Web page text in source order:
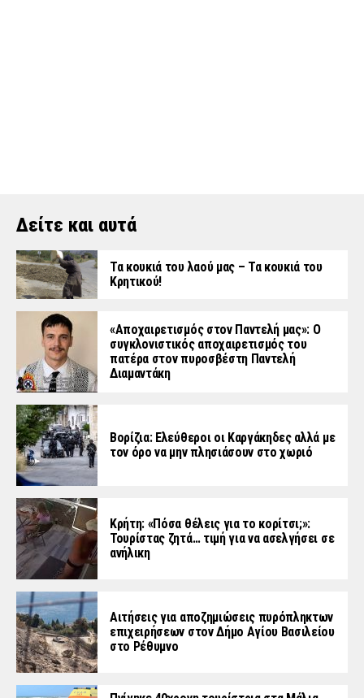
Δείτε και αυτά
Τα κουκιά του λαού μας – Τα κουκιά του
Κρητικού!
«Aποχαιρετισμός στον Παντελή μας»: Ο
συγκλονιστικός αποχαιρετισμός του
πατέρα στον πυροσβέστη Παντελή
Διαμαντάκη
Βορίζια: Ελεύθεροι οι Καργάκηδες αλλά με
τον όρο να μην πλησιάσουν στο χωριό
Κρήτη: «Πόσα θέλεις για το κορίτσι;»:
Τουρίστας ζητά… τιμή για να ασελγήσει σε
ανήλικη
Αιτήσεις για αποζημιώσεις πυρόπληκτων
επιχειρήσεων στον Δήμο Αγίου Βασιλείου
στο Ρέθυμνο